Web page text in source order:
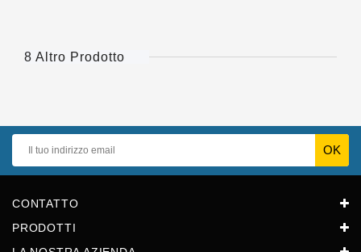
8 Altro Prodotto
CONTATTO
PRODOTTI